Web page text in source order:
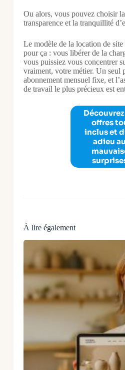
Ou alors, vous pouvez choisir
transparence et la tranquillité
Le modèle de la location de site
pour ça : vous libérer de la
vous puissiez vous concentrer
vraiment, votre métier. Un seul
abonnement mensuel fixe, et
de travail le plus précieux est
offres
inclus et
adieu
À lire également